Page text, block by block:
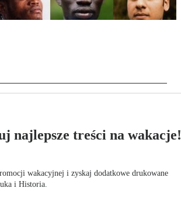
najlepsze treści na wakacje!
wakacyjnej i zyskaj dodatkowe drukowane
i Historia.